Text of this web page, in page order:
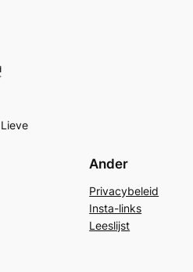
Ander
Privacybeleid
Insta-links
Leeslijst